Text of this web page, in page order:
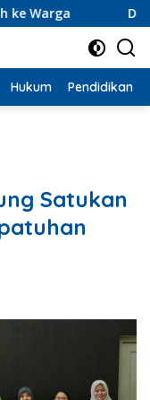
Dari
Hukum Pendidikan
Satukan